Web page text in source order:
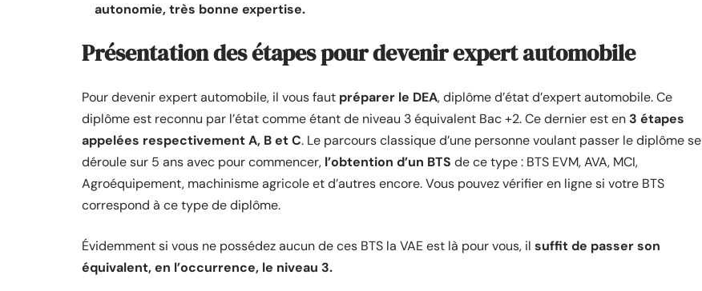
autonomie, très bonne expertise.
Présentation des étapes pour devenir expert automobile
Pour devenir expert automobile, il vous faut préparer le DEA, diplôme d’état d’expert automobile. Ce
diplôme est reconnu par l’état comme étant de niveau 3 équivalent Bac +2. Ce dernier est en 3 étapes
appelées respectivement A, B et C. Le parcours classique d’une personne voulant passer le diplôme se
déroule sur 5 ans avec pour commencer, l’obtention d’un BTS de ce type : BTS EVM, AVA, MCI,
Agroéquipement, machinisme agricole et d’autres encore. Vous pouvez vérifier en ligne si votre BTS
correspond à ce type de diplôme.
Évidemment si vous ne possédez aucun de ces BTS la VAE est là pour vous, il suffit de passer son
équivalent, en l’occurrence, le niveau 3.